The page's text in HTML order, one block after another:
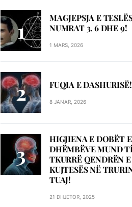
MAGJEPSJA E
NUMRAT 3, 6 DHE 9!
1 MARS, 2026
FUQIA E DASHURISË!
8 JANAR, 2026
HIGJIENA E DOBËT E
DHËMBËVE MUND
TKURRË QENDRËN E
KUJTESËS NË
TUAJ!
21 DHJETOR, 2025